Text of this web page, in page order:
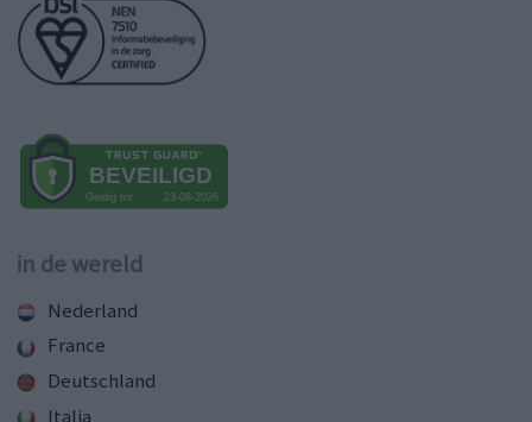
in de wereld
Nederland
France
Deutschland
Italia